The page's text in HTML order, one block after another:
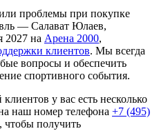
проблемы при покупке
— Салават Юлаев,
2027 на Арена 2000,
клиентов. Мы всегда
вопросы и обеспечить
спортивного события.
у вас есть несколько
наш номер телефона +7 (495)
чтобы получить